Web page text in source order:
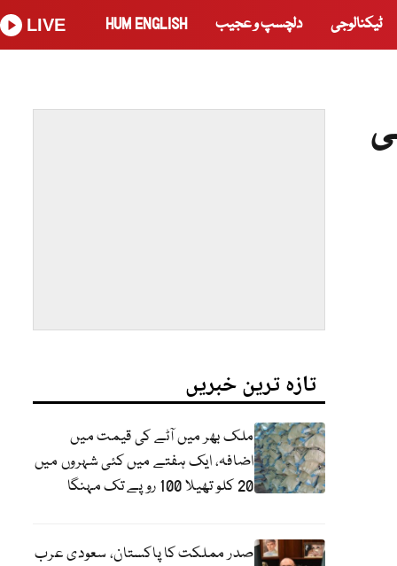
ٹیکنالوجی دلچسپ و عجیب HUM ENGLISH
LIVE
تازہ ترین خبریں
ملک بھر میں آٹے کی قیمت میں
اضافہ، ایک ہفتے میں کئی شہروں میں
20 کلو تھیلا 100 روپے تک مہنگا
صدر مملکت کا پاکستان، سعودی عرب